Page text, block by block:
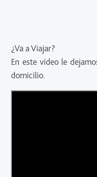
¿Va a Viajar?
En este video le
domicilio.